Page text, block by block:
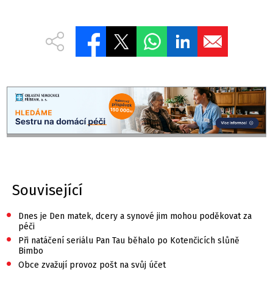
Související
•
Dnes je Den matek, dcery a synové jim mohou poděkovat za
péči
•
Při natáčení seriálu Pan Tau běhalo po Kotenčicích slůně
Bimbo
• Obce zvažují provoz pošt na svůj účet